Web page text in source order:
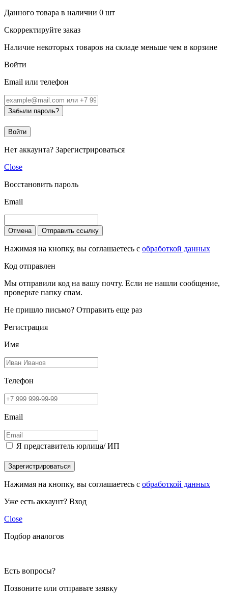
Данного товара в наличии 0 шт
Скорректируйте заказ
Наличие некоторых товаров на складе меньше чем в корзине
Войти
Email или телефон
Забыли пароль?
Войти
Нет аккаунта? Зарегистрироваться
Close
Восстановить пароль
Email
Отмена Отправить ссылку
Нажимая на кнопку, вы соглашаетесь с обработкой данных
Код отправлен
Мы отправили код на вашу почту. Если не нашли сообщение,
проверьте папку спам.
Не пришло письмо? Отправить еще раз
Регистрация
Имя
Телефон
Email
Я представитель юрлица/ ИП
Зарегистрироваться
Нажимая на кнопку, вы соглашаетесь с обработкой данных
Уже есть аккаунт? Вход
Close
Подбор аналогов
Есть вопросы?
Позвоните или отправьте заявку